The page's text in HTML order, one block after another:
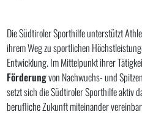
Die Südtiroler Sporthilfe unterstützt
ihrem Weg zu sportlichen
Entwicklung. Im Mittelpunkt ihrer
Förderungvon Nachwuchs- und
setzt sich die Südtiroler Sporthilfe aktiv
berufliche Zukunft miteinander